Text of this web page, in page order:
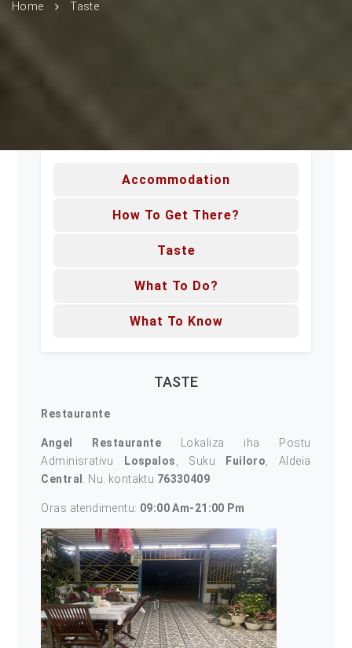
Home Taste
Accommodation
How To Get There?
Taste
What To Do?
What To Know
TASTE
Restaurante
Angel Restaurante
Lokaliza iha Postu
Adminisrativu
Lospalos , Suku Fuiloro , Aldeia
Central
. Nu. kontaktu 76330409
Oras atendimentu: 09:00 Am-21:00 Pm